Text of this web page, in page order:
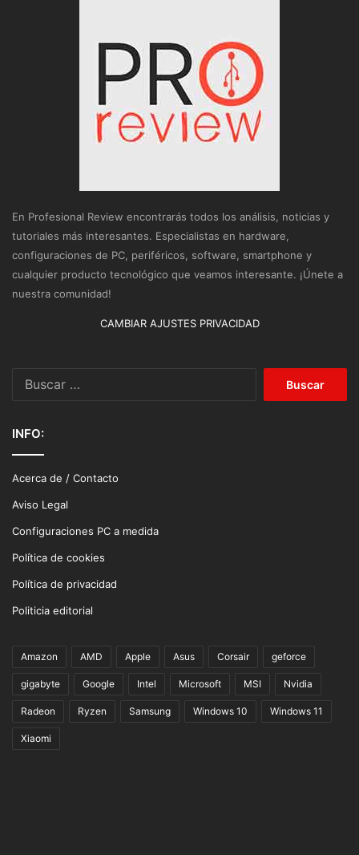
En Profesional Review encontrarás todos los análisis, noticias y
tutoriales más interesantes. Especialistas en hardware,
configuraciones de PC, periféricos, software, smartphone y
cualquier producto tecnológico que veamos interesante. ¡Únete a
nuestra comunidad!
CAMBIAR AJUSTES PRIVACIDAD
INFO:
Acerca de / Contacto
Aviso Legal
Configuraciones PC a medida
Política de cookies
Política de privacidad
Politicia editorial
Amazon AMD Apple Asus Corsair geforce
gigabyte Google Intel Microsoft MSI Nvidia
Radeon Ryzen Samsung Windows 10 Windows 11
Xiaomi